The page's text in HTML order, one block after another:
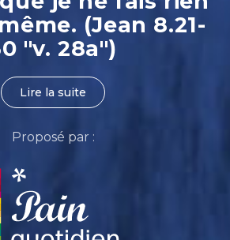
(Jean 8.21-
"v. 28a")
Lire la suite
Proposé par :